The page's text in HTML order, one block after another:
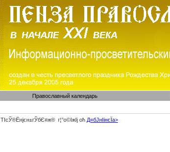
Православный календарь
ТІсЎ®Ёнјєн±­гЎ­бЄ¤ж® г¦°о©ІжІј оћ Д«бЈ­нІінєЇa>